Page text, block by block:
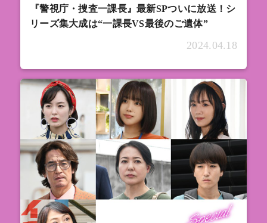
『警視庁・捜査一課長』最新SPついに放送！シ
リーズ集大成は“一課長VS最後のご遺体”
2024.04.18